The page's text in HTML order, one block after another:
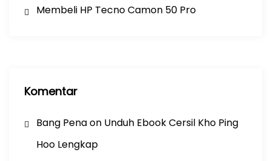
Membeli HP Tecno Camon 50 Pro
Komentar
Bang Penaon Unduh Ebook Cersil Kho Ping
Hoo Lengkap